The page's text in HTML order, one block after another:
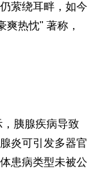
萦绕耳畔，如今
热忱" 著称，
胰腺疾病导致
炎可引发多器官
患病类型未被公